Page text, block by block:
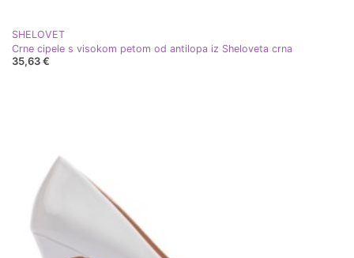
SHELOVET
Crne cipele s visokom petom od antilopa iz Sheloveta crna
35,63 €